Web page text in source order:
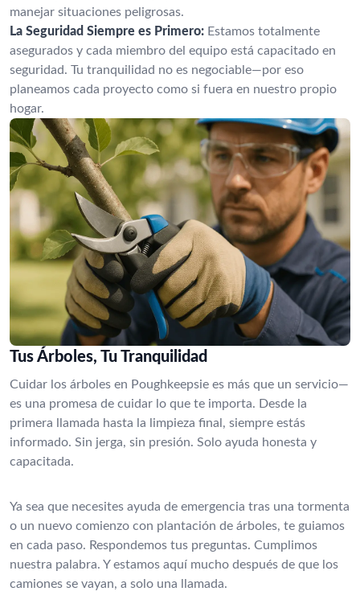
manejar situaciones peligrosas.
La Seguridad Siempre es Primero: Estamos totalmente
asegurados y cada miembro del equipo está capacitado en
seguridad. Tu tranquilidad no es negociable—por eso
planeamos cada proyecto como si fuera en nuestro propio
hogar.
Tus Árboles, Tu Tranquilidad
Cuidar los árboles en Poughkeepsie es más que un servicio—
es una promesa de cuidar lo que te importa. Desde la
primera llamada hasta la limpieza final, siempre estás
informado. Sin jerga, sin presión. Solo ayuda honesta y
capacitada.
Ya sea que necesites ayuda de emergencia tras una tormenta
o un nuevo comienzo con plantación de árboles, te guiamos
en cada paso. Respondemos tus preguntas. Cumplimos
nuestra palabra. Y estamos aquí mucho después de que los
camiones se vayan, a solo una llamada.